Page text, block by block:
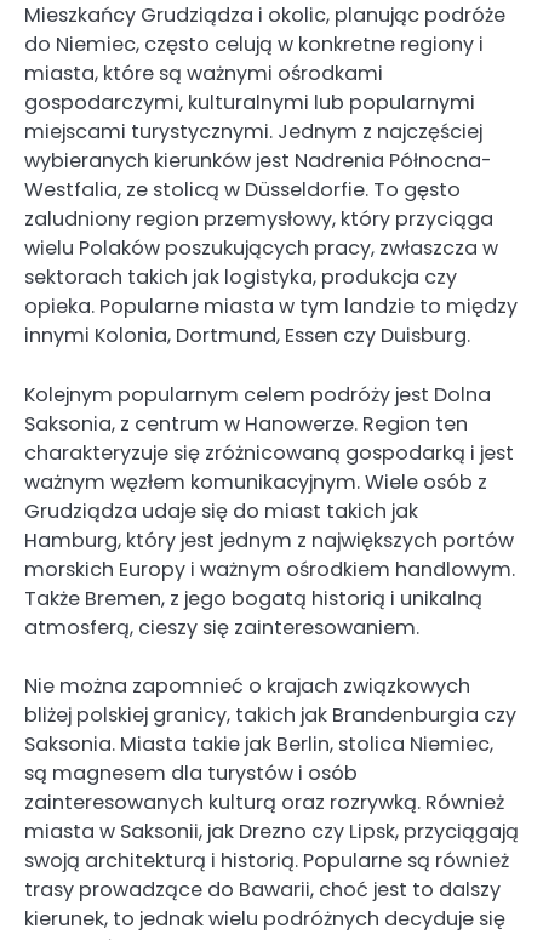
Mieszkańcy Grudziądza i okolic, planując podróże
do Niemiec, często celują w konkretne regiony i
miasta, które są ważnymi ośrodkami
gospodarczymi, kulturalnymi lub popularnymi
miejscami turystycznymi. Jednym z najczęściej
wybieranych kierunków jest Nadrenia Północna-
Westfalia, ze stolicą w Düsseldorfie. To gęsto
zaludniony region przemysłowy, który przyciąga
wielu Polaków poszukujących pracy, zwłaszcza w
sektorach takich jak logistyka, produkcja czy
opieka. Popularne miasta w tym landzie to między
innymi Kolonia, Dortmund, Essen czy Duisburg.
Kolejnym popularnym celem podróży jest Dolna
Saksonia, z centrum w Hanowerze. Region ten
charakteryzuje się zróżnicowaną gospodarką i jest
ważnym węzłem komunikacyjnym. Wiele osób z
Grudziądza udaje się do miast takich jak
Hamburg, który jest jednym z największych portów
morskich Europy i ważnym ośrodkiem handlowym.
Także Bremen, z jego bogatą historią i unikalną
atmosferą, cieszy się zainteresowaniem.
Nie można zapomnieć o krajach związkowych
bliżej polskiej granicy, takich jak Brandenburgia czy
Saksonia. Miasta takie jak Berlin, stolica Niemiec,
są magnesem dla turystów i osób
zainteresowanych kulturą oraz rozrywką. Również
miasta w Saksonii, jak Drezno czy Lipsk, przyciągają
swoją architekturą i historią. Popularne są również
trasy prowadzące do Bawarii, choć jest to dalszy
kierunek, to jednak wielu podróżnych decyduje się